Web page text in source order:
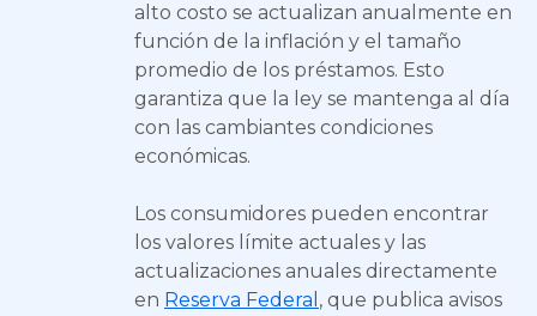
alto costo se actualizan anualmente en
función de la inflación y el tamaño
promedio de los préstamos. Esto
garantiza que la ley se mantenga al día
con las cambiantes condiciones
económicas.
Los consumidores pueden encontrar
los valores límite actuales y las
actualizaciones anuales directamente
en Reserva Federal , que publica avisos